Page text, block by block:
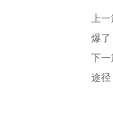
上
爆了
下一
途径